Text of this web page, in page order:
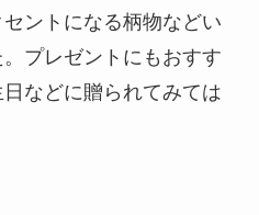
ントになる柄物などい
プレゼントにもおすす
などに贈られてみては